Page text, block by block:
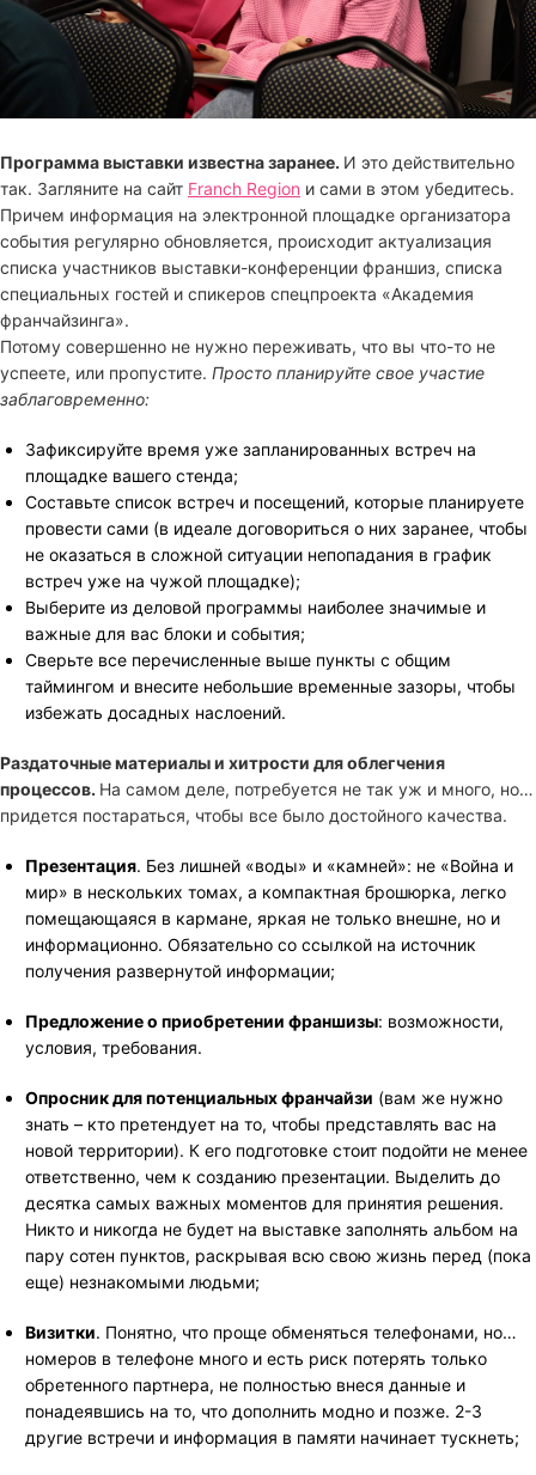
Программа выставки известна заранее. И это действительно
так. Загляните на сайт Franch Region и сами в этом убедитесь.
Причем информация на электронной площадке организатора
события регулярно обновляется, происходит актуализация
списка участников выставки-конференции франшиз, списка
специальных гостей и спикеров спецпроекта «Академия
франчайзинга».
Потому совершенно не нужно переживать, что вы что-то не
успеете, или пропустите. Просто планируйте свое участие
заблаговременно:
Зафиксируйте время уже запланированных встреч на
площадке вашего стенда;
Составьте список встреч и посещений, которые планируете
провести сами (в идеале договориться о них заранее, чтобы
не оказаться в сложной ситуации непопадания в график
встреч уже на чужой площадке);
Выберите из деловой программы наиболее значимые и
важные для вас блоки и события;
Сверьте все перечисленные выше пункты с общим
таймингом и внесите небольшие временные зазоры, чтобы
избежать досадных наслоений.
Раздаточные материалы и хитрости для облегчения
процессов. На самом деле, потребуется не так уж и много, но…
придется постараться, чтобы все было достойного качества.
Презентация. Без лишней «воды» и «камней»: не «Война и
мир» в нескольких томах, а компактная брошюрка, легко
помещающаяся в кармане, яркая не только внешне, но и
информационно. Обязательно со ссылкой на источник
получения развернутой информации;
Предложение о приобретении франшизы: возможности,
условия, требования.
Опросник для потенциальных франчайзи (вам же нужно
знать – кто претендует на то, чтобы представлять вас на
новой территории). К его подготовке стоит подойти не менее
ответственно, чем к созданию презентации. Выделить до
десятка самых важных моментов для принятия решения.
Никто и никогда не будет на выставке заполнять альбом на
пару сотен пунктов, раскрывая всю свою жизнь перед (пока
еще) незнакомыми людьми;
Визитки. Понятно, что проще обменяться телефонами, но…
номеров в телефоне много и есть риск потерять только
обретенного партнера, не полностью внеся данные и
понадеявшись на то, что дополнить модно и позже. 2-3
другие встречи и информация в памяти начинает тускнеть;